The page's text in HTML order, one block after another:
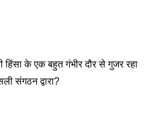
हिंसा के एक बहुत गंभीर दौर से गुजर रहा
संगठन द्वारा?